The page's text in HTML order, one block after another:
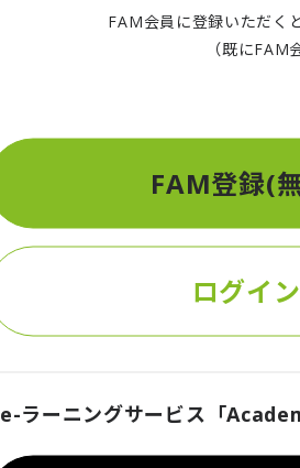
MAME
せるファッション
MAME KUROGOUCHIは、
社会における戦闘服」など
服と自分との関係性を体感し
い技法があるのはなぜだろう
FAM会員に登録いただく
（既にFAM
FAM登録(
ログイン
e-ラーニングサービス「